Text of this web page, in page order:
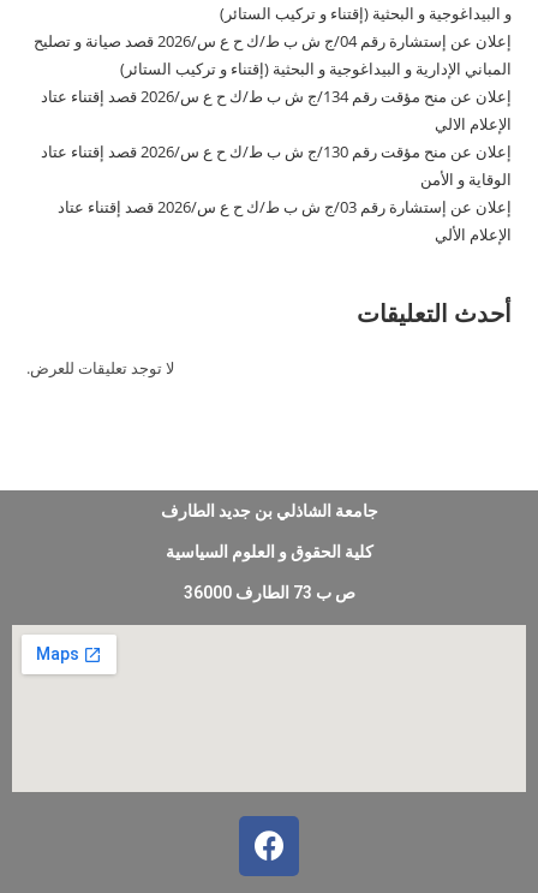
و البيداغوجية و البحثية (إقتناء و تركيب الستائر)
إعلان عن إستشارة رقم 04/ج ش ب ط/ك ح ع س/2026 قصد صيانة و تصليح
المباني الإدارية و البيداغوجية و البحثية (إقتناء و تركيب الستائر)
إعلان عن منح مؤقت رقم 134/ج ش ب ط/ك ح ع س/2026 قصد إقتناء عتاد
الإعلام الالي
إعلان عن منح مؤقت رقم 130/ج ش ب ط/ك ح ع س/2026 قصد إقتناء عتاد
الوقاية و الأمن
إعلان عن إستشارة رقم 03/ج ش ب ط/ك ح ع س/2026 قصد إقتناء عتاد
الإعلام الألي
أحدث التعليقات
لا توجد تعليقات للعرض.
جامعة الشاذلي بن جديد الطارف
كلية الحقوق و العلوم السياسية
ص ب 73 الطارف 36000